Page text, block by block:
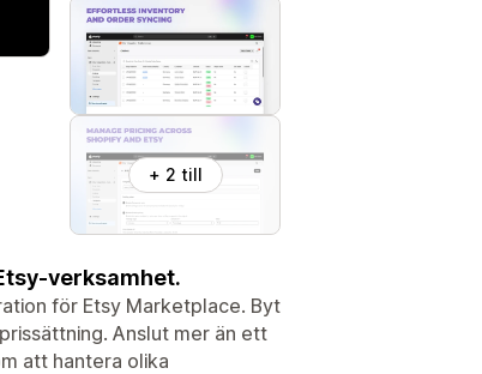
+ 2 till
verksamhet.
för Etsy Marketplace. Byt
Anslut mer än ett
att hantera olika